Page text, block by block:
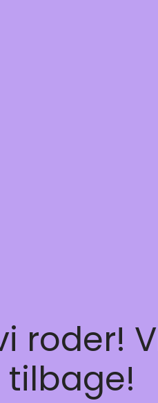
roder!